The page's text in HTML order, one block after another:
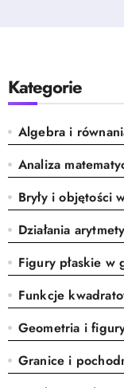
Kategorie
Algebra i
Analiza
Bryły i objętości
Działania
Figury płaskie w
Funkcje
Geometria i
Granice i